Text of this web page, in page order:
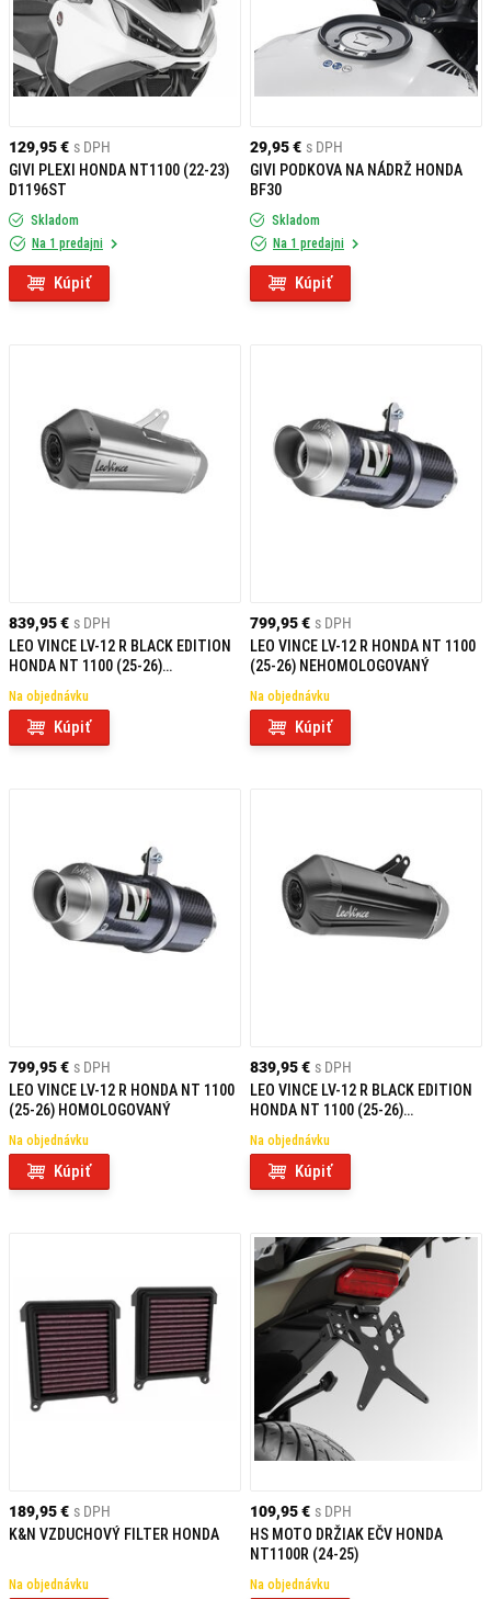
129,95 € s DPH
GIVI PLEXI HONDA NT1100 (22-23)
D1196ST
Skladom
Na 1 predajni
Kúpiť
29,95 € s DPH
GIVI PODKOVA NA NÁDRŽ HONDA
BF30
Skladom
Na 1 predajni
Kúpiť
839,95 € s DPH
LEO VINCE LV-12 R BLACK EDITION
HONDA NT 1100 (25-26)
Na objednávku
Kúpiť
799,95 € s DPH
LEO VINCE LV-12 R HONDA NT 1100
(25-26) NEHOMOLOGOVANÝ
Na objednávku
Kúpiť
799,95 € s DPH
LEO VINCE LV-12 R HONDA NT 1100
(25-26) HOMOLOGOVANÝ
Na objednávku
Kúpiť
839,95 € s DPH
LEO VINCE LV-12 R BLACK EDITION
HONDA NT 1100 (25-26)
Na objednávku
Kúpiť
189,95 € s DPH
K&N VZDUCHOVÝ FILTER HONDA
Na objednávku
109,95 € s DPH
HS MOTO DRŽIAK EČV HONDA
NT1100R (24-25)
Na objednávku